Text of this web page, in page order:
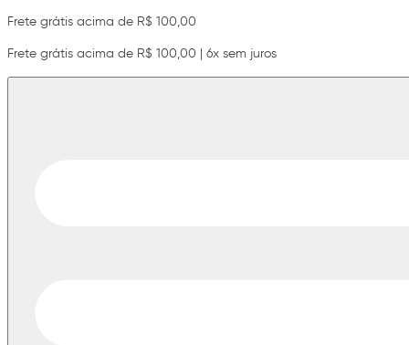
Frete grátis acima de R$ 100,00
Frete grátis acima de R$ 100,00 | 6x sem juros